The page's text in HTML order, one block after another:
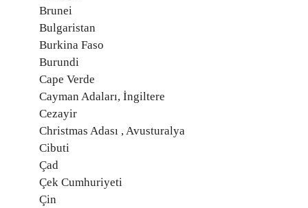
Brunei
Bulgaristan
Burkina Faso
Burundi
Cape Verde
Cayman Adaları, İngiltere
Cezayir
Christmas Adası , Avusturalya
Cibuti
Çad
Çek Cumhuriyeti
Çin